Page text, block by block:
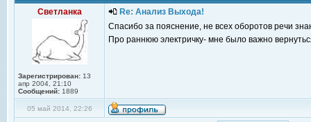
Светланка
Зарегистрирован: 13
апр 2004, 21:10
Сообщений: 1889
Re: Анализ Выхода!
Спасибо за пояснение, не всех оборотов речи
Про раннюю электричку- мне было важно
05 май 2014, 22:26